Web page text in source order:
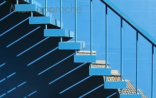
Mon approche